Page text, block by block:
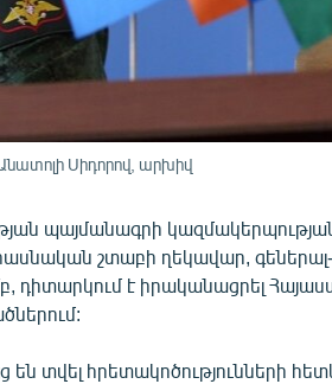
Սիդորով, արխիվ
պայմանագրի
շտաբի ղեկավար,
դիտարկում է իրականացրել
են տվել հրետակոծությունների